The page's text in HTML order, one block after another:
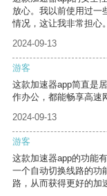
放心。我以前使用过一
情况，这让我非常担心。
2024-09-13
游客
这款加速器app简直是
作办公，都能畅享高速
2024-09-13
游客
这款加速器app的功能
一个自动切换线路的功
路，从而获得更好的加